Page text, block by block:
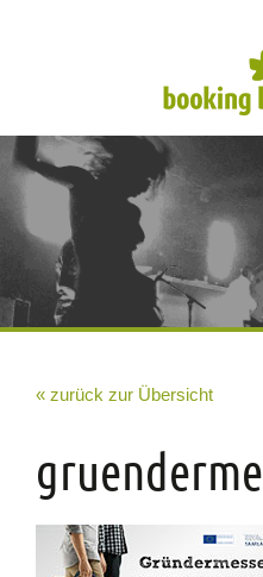
« zurück zur Übersicht